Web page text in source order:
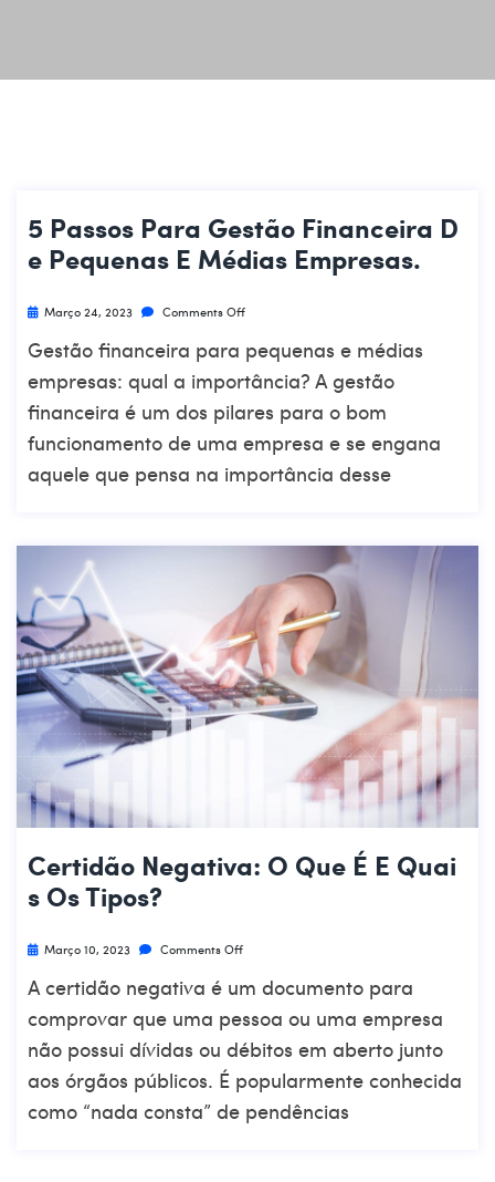
5 Passos Para Gestão Financeira D
E Pequenas E Médias Empresas.
Março 24, 2023 Comments Off
Gestão financeira para pequenas e médias
empresas: qual a importância? A gestão
financeira é um dos pilares para o bom
funcionamento de uma empresa e se engana
aquele que pensa na importância desse
Certidão Negativa: O Que É E Quai
S Os Tipos?
Março 10, 2023 Comments Off
A certidão negativa é um documento para
comprovar que uma pessoa ou uma empresa
não possui dívidas ou débitos em aberto junto
aos órgãos públicos. É popularmente conhecida
como “nada consta” de pendências